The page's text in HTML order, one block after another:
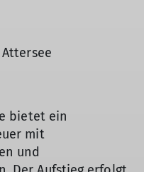
bietet ein
mit
und